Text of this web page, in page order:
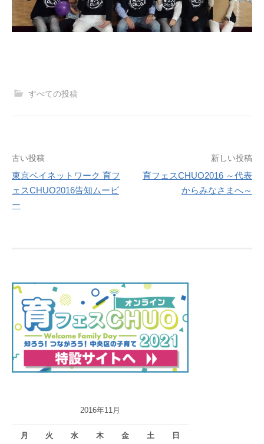
すべての投稿
投
稿
ナ
シ
ョ
ン
古い投稿
東京ベイネットワーク 育フ
ェスCHUO2016告知ムービ
ー
新しい投稿
育フェスCHUO2016 ～代表
からみなさまへ～
2016年11月
月 火 水 木 金 土 日